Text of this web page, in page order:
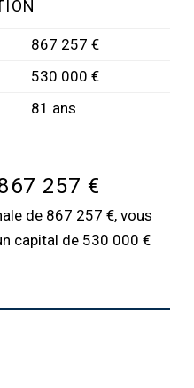
867 257 €
530 000 €
81 ans
257 €
de 867 257 €, vous
capital de 530 000 €